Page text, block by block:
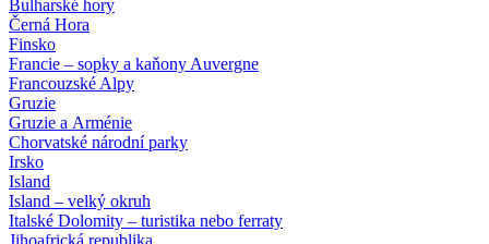
Bulharské hory
Černá Hora
Finsko
Francie – sopky a kaňony Auvergne
Francouzské Alpy
Gruzie
Gruzie a Arménie
Chorvatské národní parky
Irsko
Island
Island – velký okruh
Italské Dolomity – turistika nebo ferraty
Jihoafrická republika